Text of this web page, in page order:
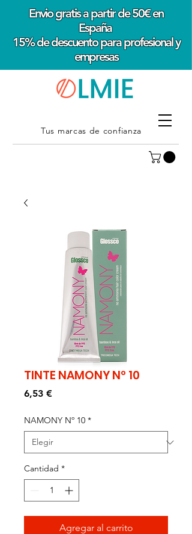
Envio gratis a partir de 50€ en
España
15% de descuento para profesional y
empresas
Tus marcas de confianza
TINTE NAMONY Nº 10
6,53 €Precio
NAMONY Nº 10 *
Cantidad *
Agregar al carrito